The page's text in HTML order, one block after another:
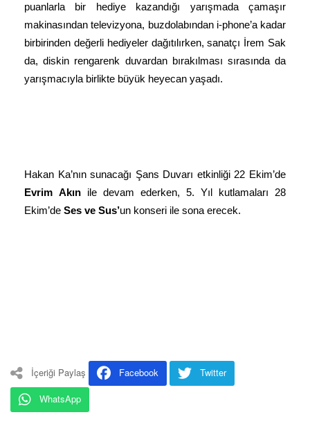
puanlarla bir hediye kazandığı yarışmada çamaşır
makinasından televizyona, buzdolabından i-phone’a kadar
birbirinden değerli hediyeler dağıtılırken, sanatçı İrem Sak
da, diskin rengarenk duvardan bırakılması sırasında da
yarışmacıyla birlikte büyük heyecan yaşadı.
Hakan Ka’nın sunacağı Şans Duvarı etkinliği 22 Ekim’de
Evrim Akın ile devam ederken, 5. Yıl kutlamaları 28
Ekim’de Ses ve Sus’un konseri ile sona erecek.
İçeriği Paylaş Facebook
Twitter
WhatsApp